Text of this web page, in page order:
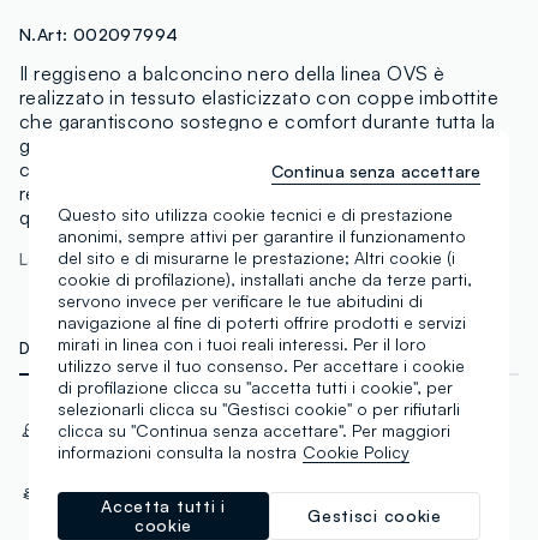
N.Art: 002097994
Il reggiseno a balconcino nero della linea OVS è
realizzato in tessuto elasticizzato con coppe imbottite
che garantiscono sostegno e comfort durante tutta la
giornata. Le spalline regolabili e la chiusura posteriore
con ganci assicurano una vestibilità personalizzata,
rendendolo un capo essenziale e versatile per l’intimo
quotidiano.
La modella è alta 180 cm ed indossa una 2B
DETTAGLI TECNICI MATERIALI E FILIERA
Modello
Reggiseno con ferretto
Materiale
Nylon
Imbottito
Questo sito utilizza cookie tecnici e di prestazione
anonimi, sempre attivi per garantire il funzionamento
del sito e di misurarne le prestazione; Altri cookie (i
cookie di profilazione), installati anche da terze parti,
servono invece per verificare le tue abitudini di
navigazione al fine di poterti offrire prodotti e servizi
mirati in linea con i tuoi reali interessi. Per il loro
utilizzo serve il tuo consenso. Per accettare i cookie
di profilazione clicca su "accetta tutti i cookie", per
selezionarli clicca su "Gestisci cookie" o per rifiutarli
clicca su "Continua senza accettare". Per maggiori
informazioni consulta la nostra Cookie Policy
Gestisci cookie
Accetta tutti i
cookie
Continua senza accettare